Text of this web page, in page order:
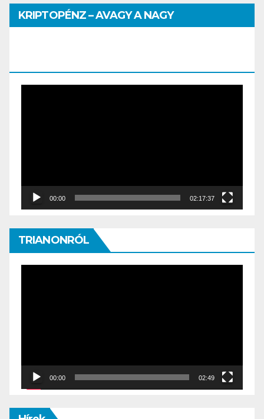
KRIPTOPÉNZ – AVAGY A NAGY
00:00 02:17:37
TRIANONRÓL
00:00 02:49